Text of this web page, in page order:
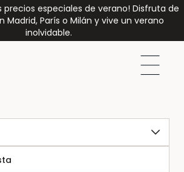
precios especiales de verano! Disfruta de
Madrid, París o Milán y vive un verano
inolvidable.